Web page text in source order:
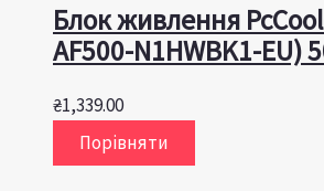
Блок живлення
AF500-N1HWBK1-EU)
₴1,339.00
Порівняти